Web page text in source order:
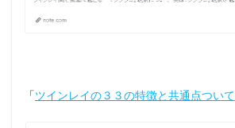
「ツインレイの３３の特徴と共通点ついて